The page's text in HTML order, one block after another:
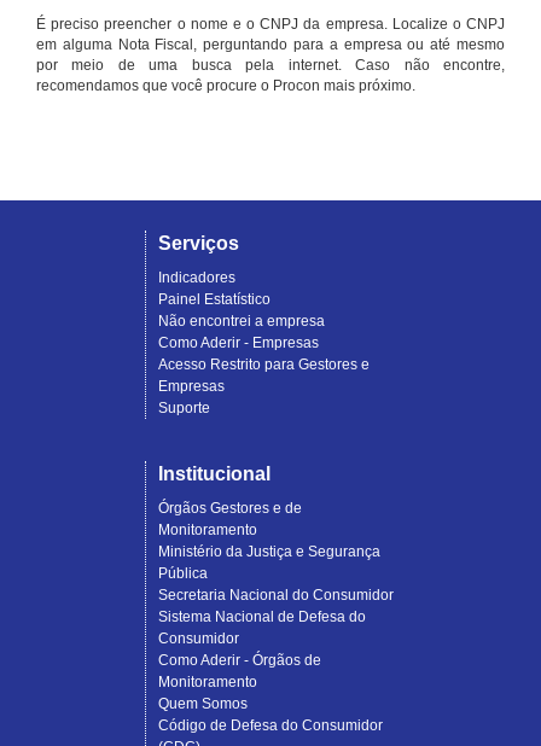
É preciso preencher o nome e o CNPJ da empresa. Localize o CNPJ
em alguma Nota Fiscal, perguntando para a empresa ou até mesmo
por meio de uma busca pela internet. Caso não encontre,
recomendamos que você procure o Procon mais próximo.
Serviços
Indicadores
Painel Estatístico
Não encontrei a empresa
Como Aderir - Empresas
Acesso Restrito para Gestores e
Empresas
Suporte
Institucional
Órgãos Gestores e de
Monitoramento
Ministério da Justiça e Segurança
Pública
Secretaria Nacional do Consumidor
Sistema Nacional de Defesa do
Consumidor
Como Aderir - Órgãos de
Monitoramento
Quem Somos
Código de Defesa do Consumidor